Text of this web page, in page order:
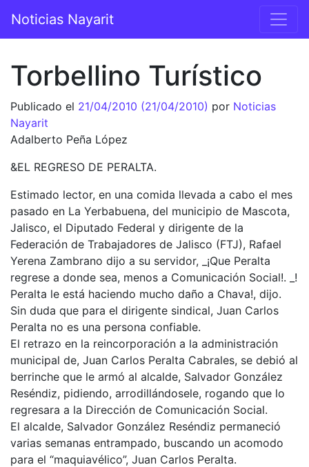
Navegación principal
Noticias Nayarit
Torbellino Turístico
Publicado el 21/04/2010 (21/04/2010) por Noticias
Nayarit
Adalberto Peña López
&EL REGRESO DE PERALTA.
Estimado lector, en una comida llevada a cabo el mes
pasado en La Yerbabuena, del municipio de Mascota,
Jalisco, el Diputado Federal y dirigente de la
Federación de Trabajadores de Jalisco (FTJ), Rafael
Yerena Zambrano dijo a su servidor, _¡Que Peralta
regrese a donde sea, menos a Comunicación Social!. _!
Peralta le está haciendo mucho daño a Chava!, dijo.
Sin duda que para el dirigente sindical, Juan Carlos
Peralta no es una persona confiable.
El retrazo en la reincorporación a la administración
municipal de, Juan Carlos Peralta Cabrales, se debió al
berrinche que le armó al alcalde, Salvador González
Reséndiz, pidiendo, arrodillándosele, rogando que lo
regresara a la Dirección de Comunicación Social.
El alcalde, Salvador González Reséndiz permaneció
varias semanas entrampado, buscando un acomodo
para el “maquiavélico”, Juan Carlos Peralta.